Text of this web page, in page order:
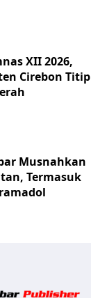
XII 2026,
Cirebon Titip
Musnahkan
Termasuk